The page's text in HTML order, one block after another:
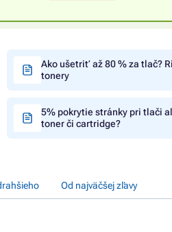
Ako ušetriť až 80 % za tlač?
tonery
5% pokrytie stránky pri tlači
toner či cartridge?
Od najväčšej zľavy